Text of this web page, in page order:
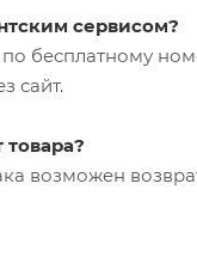
сервисом?
бесплатному
сайт.
возможен